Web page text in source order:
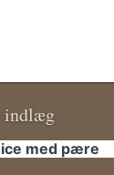
indlæg
med pære